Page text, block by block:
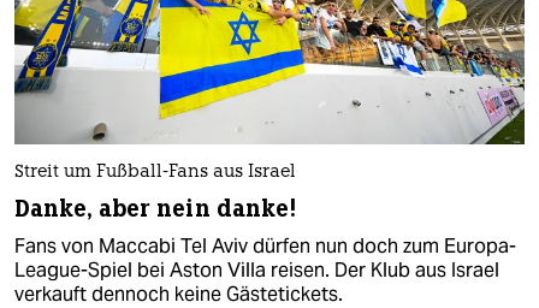
Streit um Fußball-Fans aus Israel
Danke, aber nein danke!
Fans von Maccabi Tel Aviv dürfen nun doch zum Europa-
League-Spiel bei Aston Villa reisen. Der Klub aus Israel
verkauft dennoch keine Gästetickets.